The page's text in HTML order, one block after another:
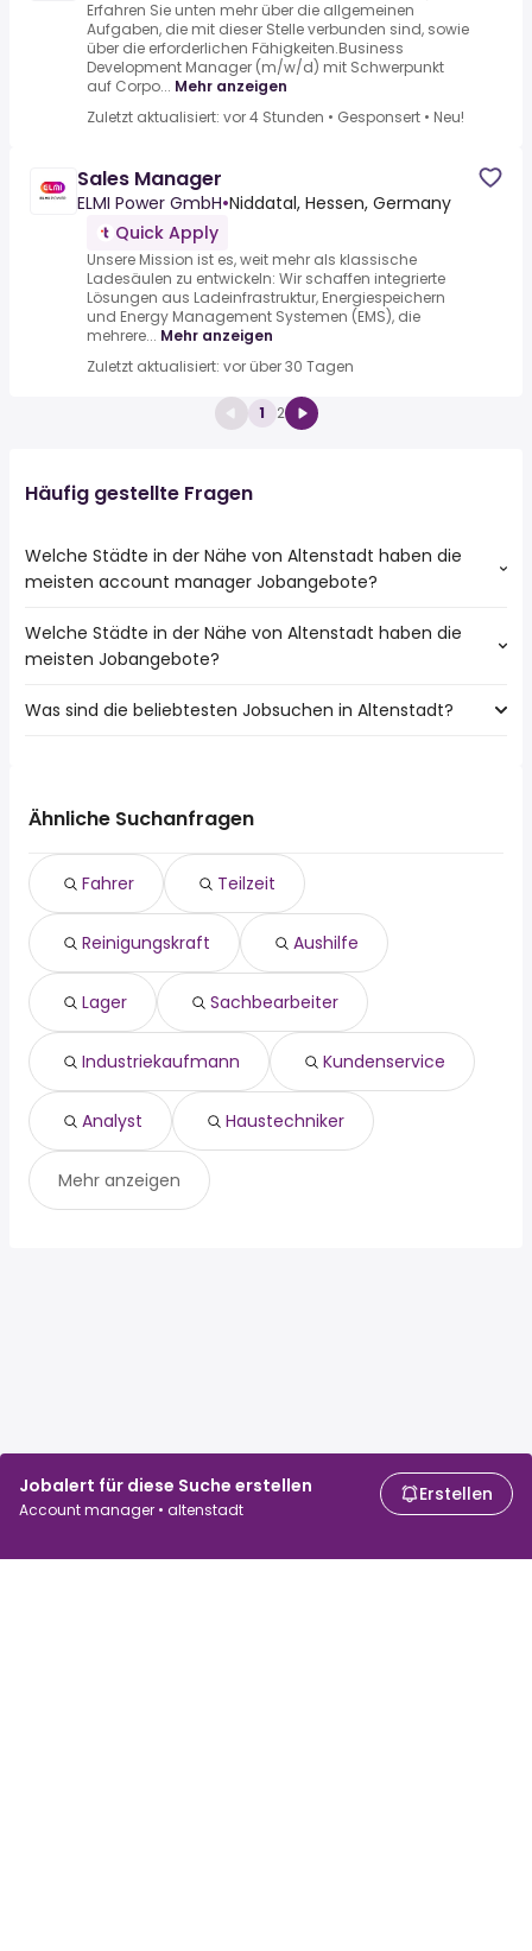
Jobalert für diese Suche erstellen
Account manager • altenstadt
Erstellen
Erfahren Sie unten mehr über die allgemeinen
Aufgaben, die mit dieser Stelle verbunden sind, sowie
über die erforderlichen Fähigkeiten.Business
Development Manager (m/w/d) mit Schwerpunkt
auf Corpo... Mehr anzeigen
Zuletzt aktualisiert: vor 4 Stunden • Gesponsert • Neu!
Sales Manager
ELMI Power GmbH•Niddatal, Hessen, Germany
Quick Apply
Unsere Mission ist es, weit mehr als klassische
Ladesäulen zu entwickeln: Wir schaffen integrierte
Lösungen aus Ladeinfrastruktur, Energiespeichern
und Energy Management Systemen (EMS), die
mehrere... Mehr anzeigen
Zuletzt aktualisiert: vor über 30 Tagen
1 2
Häufig gestellte Fragen
Welche Städte in der Nähe von Altenstadt haben die
meisten account manager Jobangebote?
Städte in der Nähe von Altenstadt mit den meisten
account manager Jobs:
Maintal
Gelnhausen
Welche Städte in der Nähe von Altenstadt haben die
meisten Jobangebote?
10 Städte in der Nähe von Altenstadt mit den meisten
Bad Vilbel
Karben
Gelnhausen
Langenselbold
Wölfersheim
Ortenberg
Was sind die beliebtesten Jobsuchen in Altenstadt?
teilzeit
lager
sachbearbeiter
industriekaufmann
kundenservice
analyst
haustechniker
Ähnliche Suchanfragen
Fahrer Teilzeit
Reinigungskraft Aushilfe
Lager Sachbearbeiter
Industriekaufmann Kundenservice
Analyst Haustechniker
Mehr anzeigen